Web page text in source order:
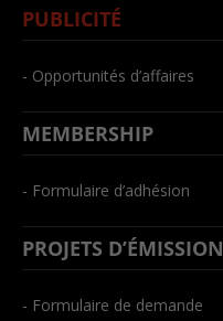
PUBLICITÉ
- Opportunités d’affaires
MEMBERSHIP
- Formulaire d’adhésion
PROJETS D’ÉMISSION
- Formulaire de demande